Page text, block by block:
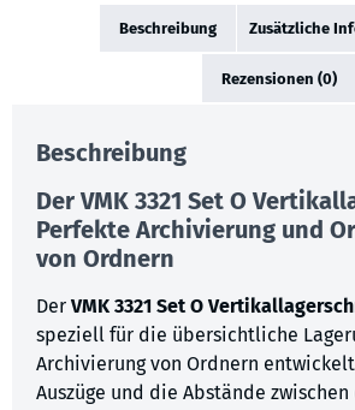
Beschreibung Zusätzliche
Rezensionen (0)
Beschreibung
Der VMK 3321 Set O
Perfekte Archivierung und
von Ordnern
Der VMK 3321 Set O
speziell für die übersichtliche
Archivierung von Ordnern
Auszüge und die Abstände zwischen